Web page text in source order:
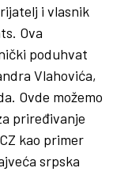
i vlasnik
Ova
poduhvat
Vlahovića,
Ovde možemo
priređivanje
kao primer
srpska